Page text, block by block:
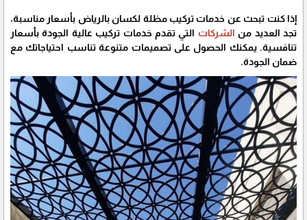
إذا كنت تبحث عن خدمات تركيب مظلة لكسان بالرياض بأسعار مناسبة،
تجد العديد منالشركات التي تقدم خدمات تركيب عالية الجودة بأسعار
تنافسية. يمكنك الحصول على تصميمات متنوعة تناسب احتياجاتك مع
ضمان الجودة.